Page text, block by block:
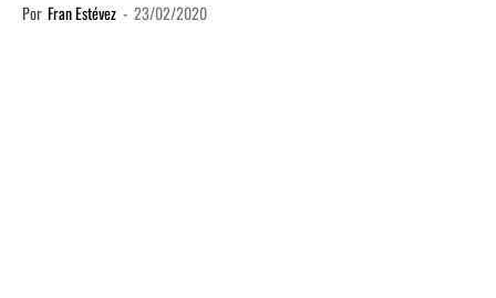
Por Fran Estévez - 23/02/2020